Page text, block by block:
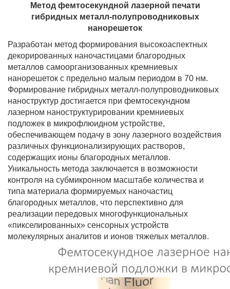
Метод фемтосекундной лазерной печати
гибридных металл-полупроводниковых
нанорешеток
Разработан метод формирования высокоаспектных
декорированных наночастицами благородных
металлов самоорганизованных кремниевых
нанорешеток с предельно малым периодом в 70 нм.
Формирование гибридных металл-полупроводниковых
наноструктур достигается при фемтосекундном
лазерном наноструктурировании кремниевых
подложек в микрофлюидном устройстве,
обеспечивающем подачу в зону лазерного воздействия
различных функционализирующих растворов,
содержащих ионы благородных металлов.
Уникальность метода заключается в возможности
контроля на субмикронном масштабе количества и
типа материала формируемых наночастиц
благородных металлов, что перспективно для
реализации передовых многофункциональных
«пикселированных» сенсорных устройств
молекулярных аналитов и ионов тяжелых металлов.